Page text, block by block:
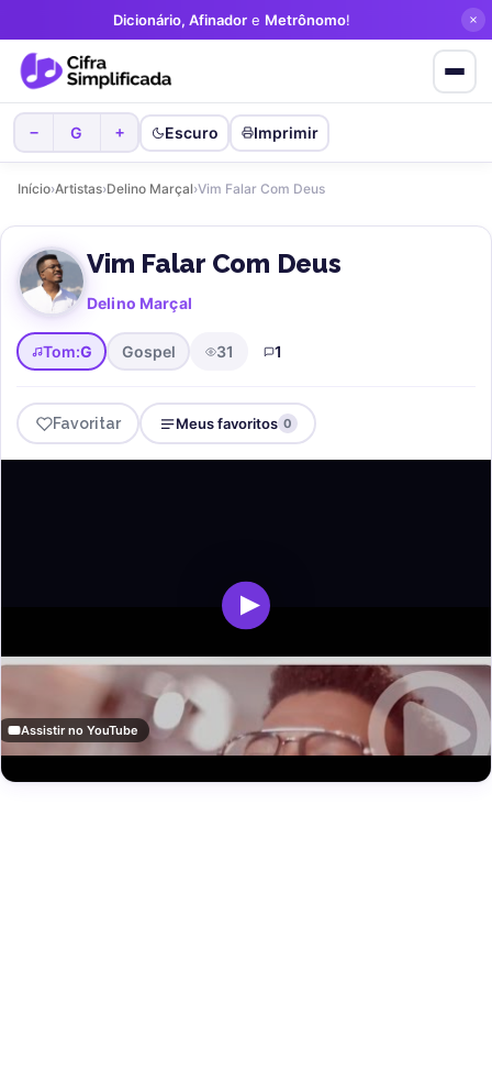
Dicionário, Afinador e Metrônomo!
− G + Escuro Imprimir
Início›Artistas›Delino Marçal›Vim Falar Com Deus
Vim Falar Com Deus
Delino Marçal
Tom:G Gospel 31 1
Favoritar Meus favoritos 0
Assistir no YouTube